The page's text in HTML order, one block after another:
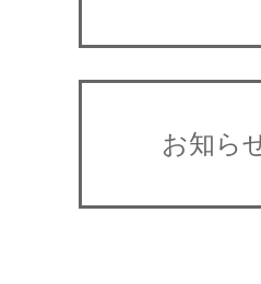
お知ら